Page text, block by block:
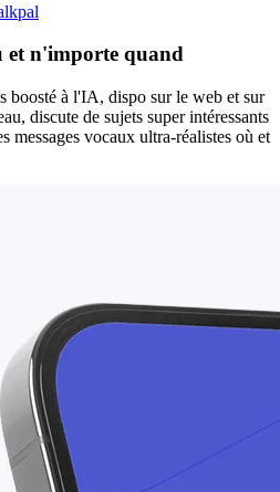
et n'importe quand
boosté à l'IA, dispo sur le web et sur
discute de sujets super intéressants
messages vocaux ultra-réalistes où et